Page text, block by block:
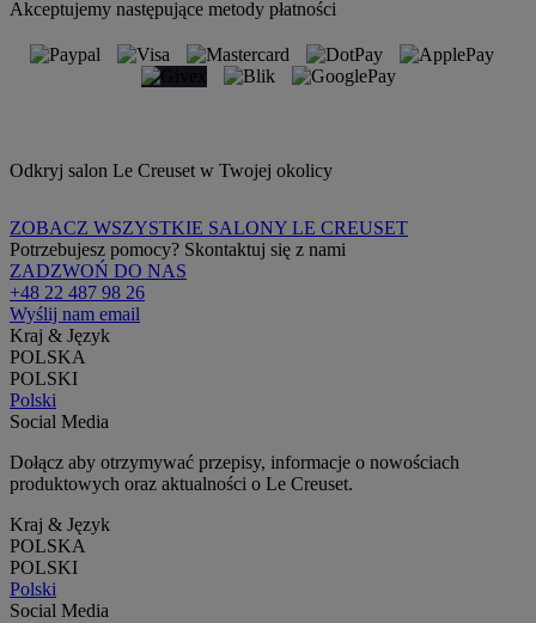
Akceptujemy następujące metody płatności
Odkryj salon Le Creuset w Twojej okolicy
ZOBACZ WSZYSTKIE SALONY LE CREUSET
Potrzebujesz pomocy? Skontaktuj się z nami
ZADZWOŃ DO NAS
+48 22 487 98 26
Wyślij nam email
Kraj & Język
POLSKA
POLSKI
Polski
Social Media
Dołącz aby otrzymywać przepisy, informacje o nowościach
produktowych oraz aktualności o Le Creuset.
Kraj & Język
POLSKA
POLSKI
Polski
Social Media